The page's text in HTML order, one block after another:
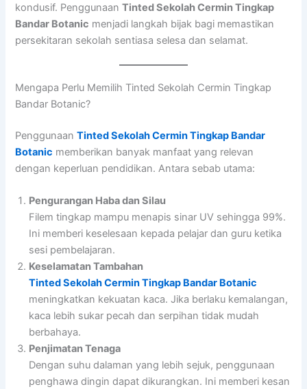
kondusif. PenggunaanTinted Sekolah Cermin Tingkap
Bandar Botanic menjadi langkah bijak bagi memastikan
persekitaran sekolah sentiasa selesa dan selamat.
Mengapa Perlu Memilih Tinted Sekolah Cermin Tingkap
Bandar Botanic?
PenggunaanTinted Sekolah Cermin Tingkap Bandar
Botanic memberikan banyak manfaat yang relevan
dengan keperluan pendidikan. Antara sebab utama:
Pengurangan Haba dan Silau
Filem tingkap mampu menapis sinar UV sehingga 99%.
Ini memberi keselesaan kepada pelajar dan guru ketika
sesi pembelajaran.
Keselamatan Tambahan
Tinted Sekolah Cermin Tingkap Bandar Botanic
meningkatkan kekuatan kaca. Jika berlaku kemalangan,
kaca lebih sukar pecah dan serpihan tidak mudah
berbahaya.
Penjimatan Tenaga
Dengan suhu dalaman yang lebih sejuk, penggunaan
penghawa dingin dapat dikurangkan. Ini memberi kesan